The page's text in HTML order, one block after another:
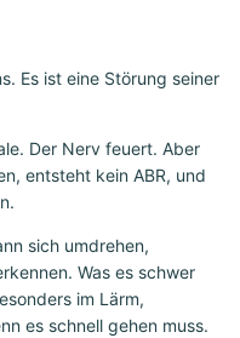
Es ist eine Störung seiner
Der Nerv feuert. Aber
entsteht kein ABR, und
sich umdrehen,
Was es schwer
im Lärm,
es schnell gehen muss.